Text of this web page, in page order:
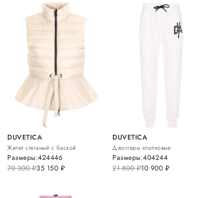
DUVETICA
Жилет стеганый с баской
70 300руб.35 150 руб.
Размеры:424446
DUVETICA
Джоггеры хлопковые
21 800руб.10 900 руб.
Размеры:404244